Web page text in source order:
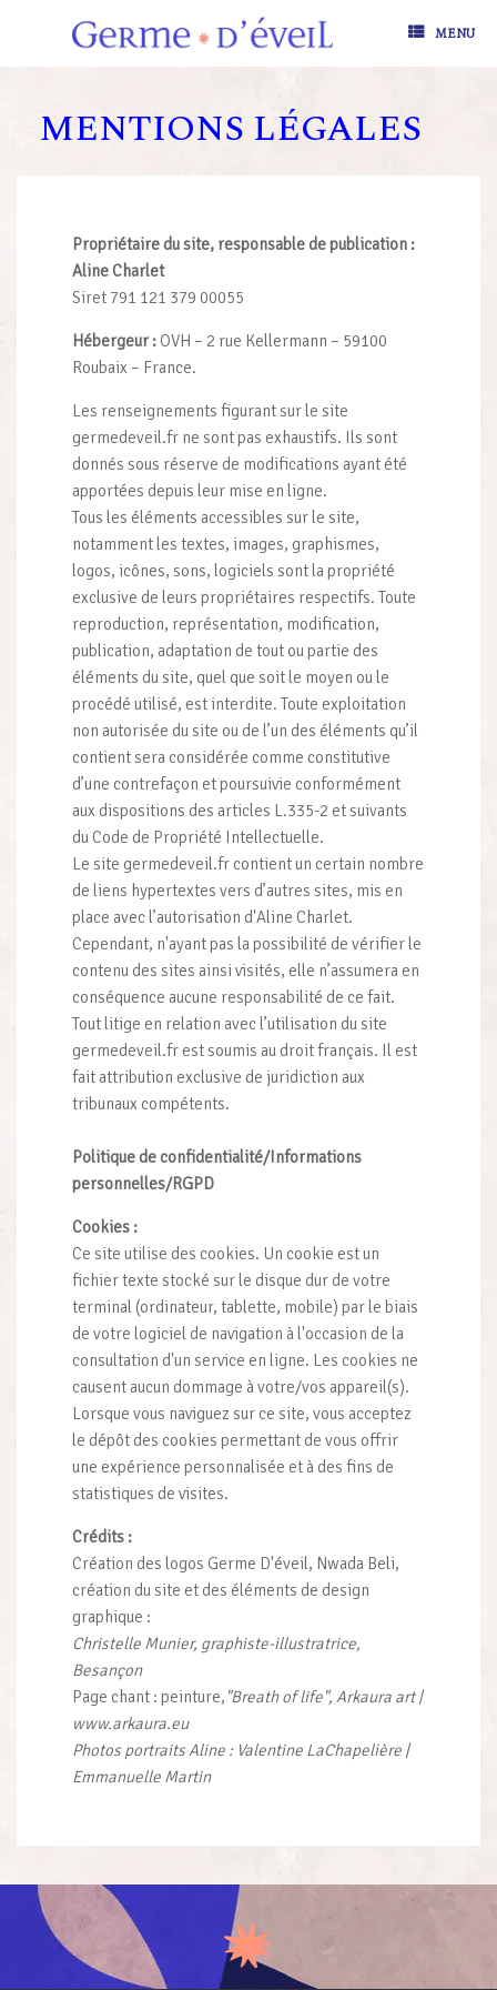
MENU
MENTIONS LÉGALES
Propriétaire du site, responsable de publication :
Aline Charlet
Siret 791 121 379 00055
Hébergeur : OVH – 2 rue Kellermann – 59100
Roubaix – France.
Les renseignements figurant sur le site
germedeveil.fr ne sont pas exhaustifs. Ils sont
donnés sous réserve de modifications ayant été
apportées depuis leur mise en ligne.
Tous les éléments accessibles sur le site,
notamment les textes, images, graphismes,
logos, icônes, sons, logiciels sont la propriété
exclusive de leurs propriétaires respectifs. Toute
reproduction, représentation, modification,
publication, adaptation de tout ou partie des
éléments du site, quel que soit le moyen ou le
procédé utilisé, est interdite. Toute exploitation
non autorisée du site ou de l’un des éléments qu’il
contient sera considérée comme constitutive
d’une contrefaçon et poursuivie conformément
aux dispositions des articles L.335-2 et suivants
du Code de Propriété Intellectuelle.
Le site germedeveil.fr contient un certain nombre
de liens hypertextes vers d’autres sites, mis en
place avec l’autorisation d'Aline Charlet.
Cependant, n'ayant pas la possibilité de vérifier le
contenu des sites ainsi visités, elle n’assumera en
conséquence aucune responsabilité de ce fait.
Tout litige en relation avec l’utilisation du site
germedeveil.fr est soumis au droit français. Il est
fait attribution exclusive de juridiction aux
tribunaux compétents.
Politique de confidentialité/Informations
personnelles/RGPD
Cookies :
Ce site utilise des cookies. Un cookie est un
fichier texte stocké sur le disque dur de votre
terminal (ordinateur, tablette, mobile) par le biais
de votre logiciel de navigation à l'occasion de la
consultation d'un service en ligne. Les cookies ne
causent aucun dommage à votre/vos appareil(s).
Lorsque vous naviguez sur ce site, vous acceptez
le dépôt des cookies permettant de vous offrir
une expérience personnalisée et à des fins de
statistiques de visites.
Crédits :
Création des logos Germe D'éveil, Nwada Beli,
création du site et des éléments de design
graphique :
Christelle Munier, graphiste-illustratrice,
Besançon
Page chant : peinture, "Breath of life", Arkaura art |
www.arkaura.eu
Photos portraits Aline : Valentine LaChapelière |
Emmanuelle Martin